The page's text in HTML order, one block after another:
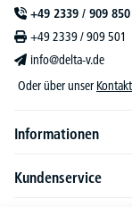
+49 2339 / 909 850
+49 2339 / 909 501
info@delta-v.de
Oder über unser
Informationen
Kundenservice